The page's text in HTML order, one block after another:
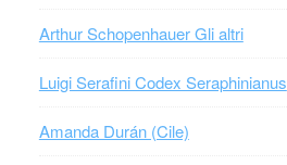
Arthur Schopenhauer Gli altri
Luigi Serafini Codex Seraphinianus
Amanda Durán (Cile)